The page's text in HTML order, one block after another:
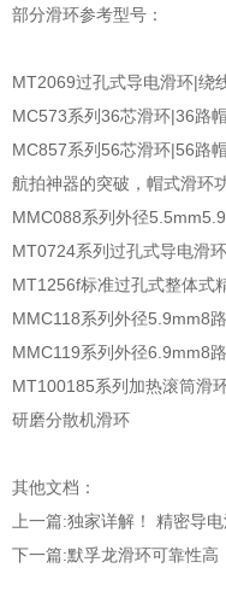
部分滑环参考型号：
MT2069过孔式导电滑环|绕
MC573系列36芯滑环|36路
MC857系列56芯滑环|56路
航拍神器的突破，帽式滑环
MMC088系列外径
MT0724系列过孔式导电滑
MT1256f标准过孔式整体式
MMC118系列外径5.9mm8
MMC119系列外径6.9mm8
MT100185系列加热滚筒滑
研磨分散机滑环
其他文档：
上一篇:独家详解！ 精密导
下一篇:默孚龙滑环可靠性高